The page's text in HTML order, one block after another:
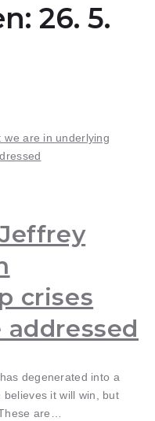
26. 5.
crises
degenerated into a
it will win, but
are…